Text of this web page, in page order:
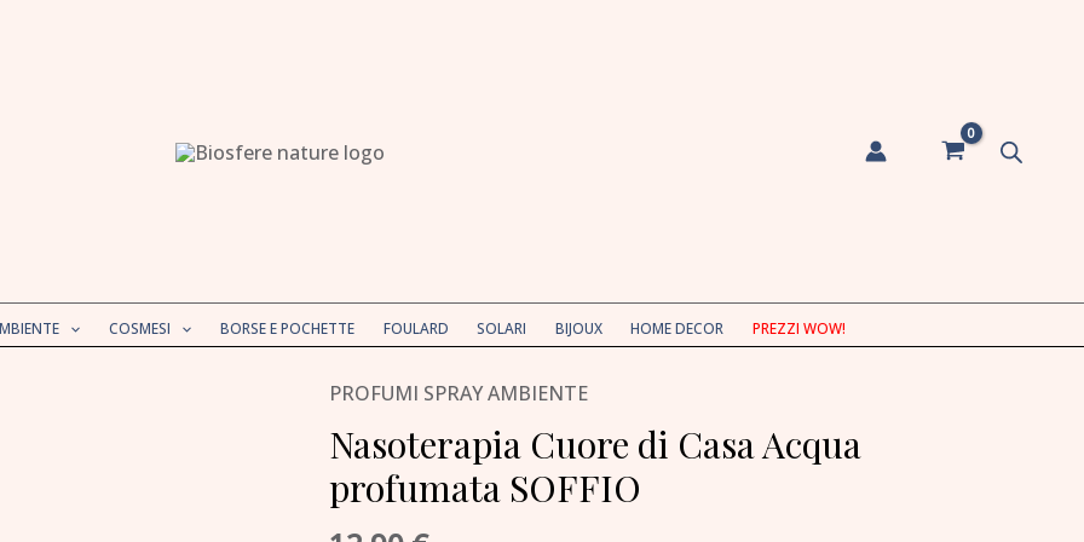
COSMESI BORSE E POCHETTE FOULARD SOLARI BIJOUX HOME DECOR PREZZI WOW!
PROFUMI SPRAY AMBIENTE
Nasoterapia Cuore di Casa Acqua
profumata SOFFIO